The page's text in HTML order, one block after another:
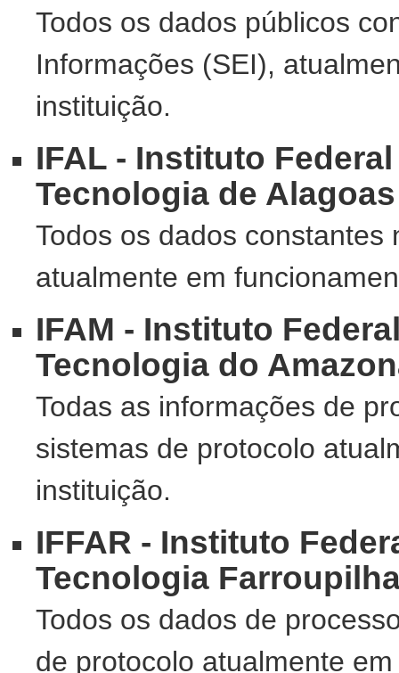
Todos os dados públicos
Informações (SEI),
instituição.
IFAL - Instituto
Tecnologia de Alagoas
Todos os dados
atualmente em
IFAM - Instituto
Tecnologia do
Todas as informações de
sistemas de protocolo
instituição.
IFFAR - Instituto
Tecnologia
Todos os dados de
de protocolo atualmente